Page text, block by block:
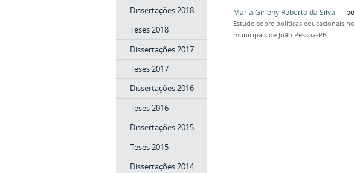
Dissertações 2018
Teses 2018
Dissertações 2017
Teses 2017
Dissertações 2016
Teses 2016
Dissertações 2015
Teses 2015
Dissertações 2014
Maria Girleny Roberto da Silva —
Estudo sobre políticas educacionais
municipais de João Pessoa-PB